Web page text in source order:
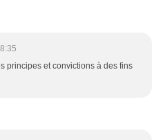
principes et convictions à des fins